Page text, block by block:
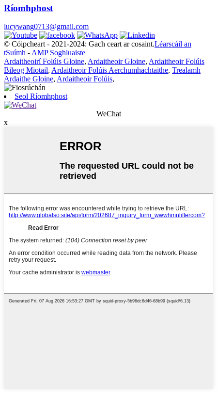
Ríomhphost
lucywang0713@gmail.com
© Cóipcheart - 2021-2024: Gach ceart ar cosaint.Léarscáil an
tSuímh - AMP Soghluaiste
Ardaitheoirí Folúis Gloine, Ardaitheoir Gloine, Ardaitheoir Folúis
Bileog Miotail, Ardaitheoir Folúis Aerchumhachtaithe, Trealamh
Ardaithe Gloine, Ardaitheoir Folúis,
Seol Ríomhphost
WeChat
x